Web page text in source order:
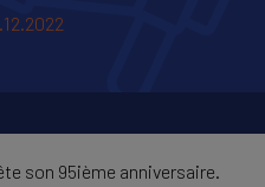
son 95ième anniversaire.